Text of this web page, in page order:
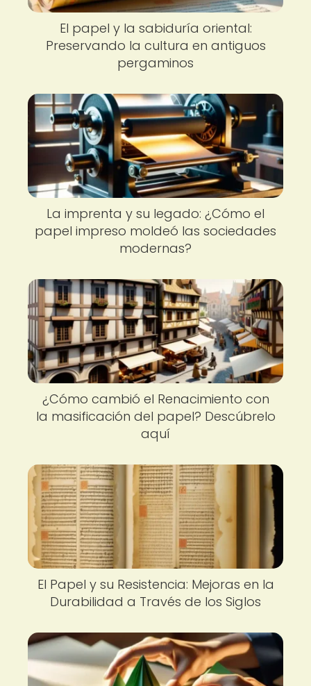
El papel y la sabiduría oriental:
Preservando la cultura en antiguos
pergaminos
La imprenta y su legado: ¿Cómo el
papel impreso moldeó las sociedades
modernas?
¿Cómo cambió el Renacimiento con
la masificación del papel? Descúbrelo
aquí
El Papel y su Resistencia: Mejoras en la
Durabilidad a Través de los Siglos